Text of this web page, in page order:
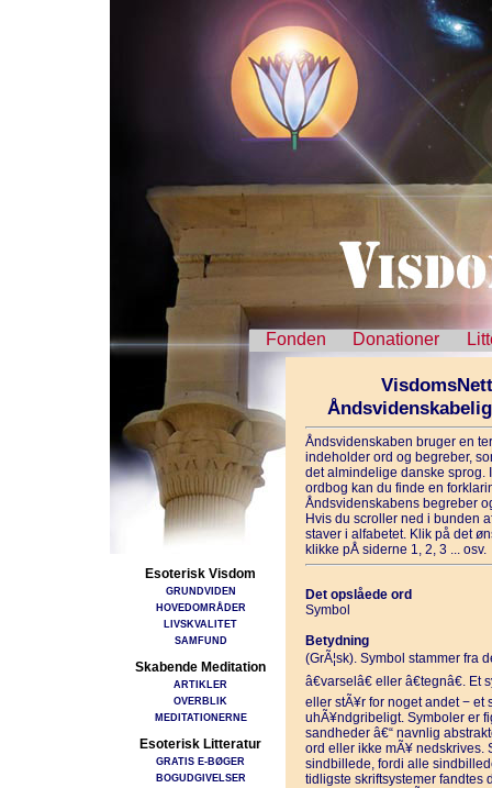
Fonden Donationer
Esoterisk Visdom
GRUNDVIDEN
HOVEDOMRÅDER
LIVSKVALITET
SAMFUND
Skabende Meditation
ARTIKLER
OVERBLIK
MEDITATIONERNE
Esoterisk Litteratur
GRATIS E-BØGER
BOGUDGIVELSER
Åndsvidenskaben bruger en
indeholder ord og begreber,
det almindelige danske sprog.
ordbog kan du finde en
Åndsvidenskabens begreber
Hvis du scroller ned i bunden
staver i alfabetet. Klik på det
klikke pÅ siderne 1, 2, 3 ... osv.
Det opslåede ord
Symbol
Betydning
(GrÃ¦sk). Symbol stammer fra
â€varselâ€ eller â€tegnâ€.
eller stÃ¥r for noget andet − et
uhÃ¥ndgribeligt. Symboler er
sandheder â€“ navnlig
ord eller ikke mÃ¥ nedskrives.
sindbillede, fordi alle
tidligste skriftsystemer fandtes